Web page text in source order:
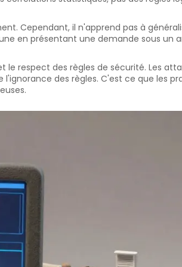
Cependant, il n'apprend pas à
en présentant une demande sous un
le respect des règles de sécurité. Les
des règles. C'est ce que les